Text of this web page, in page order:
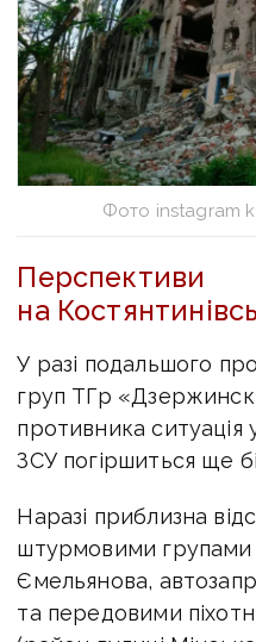
Фото instagram
Перспективи
на
У разі подальшого
груп ТГр
противника ситуація
ЗСУ погіршиться ще
Наразі приблизна
штурмовими групами
Ємельянова,
та передовими